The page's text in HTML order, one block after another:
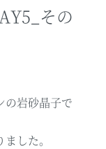
その
の岩砂晶子で
した。